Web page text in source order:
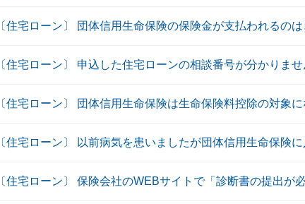
〔住宅ローン〕 団体信用生命保険の保険金が支払われるの
〔住宅ローン〕 申込した住宅ローンの相談番号が分かりま
〔住宅ローン〕 団体信用生命保険は生命保険料控除の対象
〔住宅ローン〕 以前病気を患いましたが団体信用生命保険
〔住宅ローン〕 保険会社のWEBサイトで「診断書の提出が